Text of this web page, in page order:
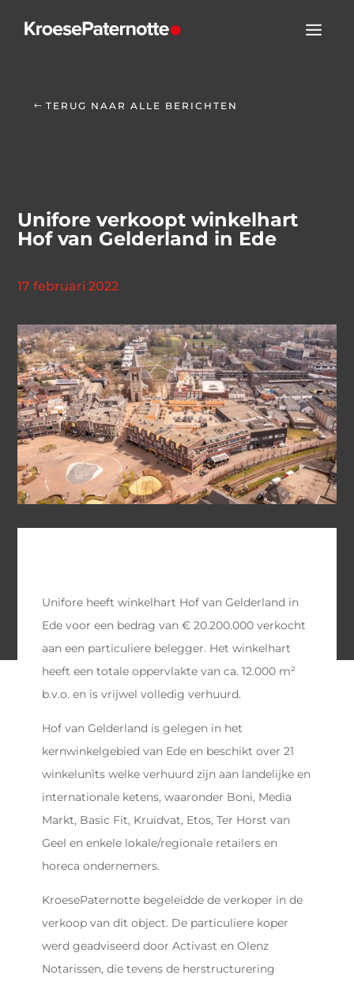
TERUG NAAR ALLE BERICHTEN
Unifore verkoopt winkelhart
Hof van Gelderland in Ede
17 februari 2022
Unifore heeft winkelhart Hof van Gelderland in
Ede voor een bedrag van € 20.200.000 verkocht
aan een particuliere belegger. Het winkelhart
heeft een totale oppervlakte van ca. 12.000 m²
b.v.o. en is vrijwel volledig verhuurd.
Hof van Gelderland is gelegen in het
kernwinkelgebied van Ede en beschikt over 21
winkelunits welke verhuurd zijn aan landelijke en
internationale ketens, waaronder Boni, Media
Markt, Basic Fit, Kruidvat, Etos, Ter Horst van
Geel en enkele lokale/regionale retailers en
horeca ondernemers.
KroesePaternotte begeleidde de verkoper in de
verkoop van dit object. De particuliere koper
werd geadviseerd door Activast en Olenz
Notarissen, die tevens de herstructurering